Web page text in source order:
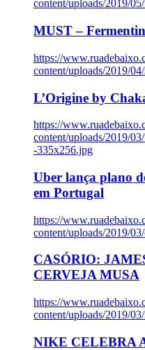
content/uploads/2019/
MUST –
https://
content/uploads/2019/
L’Origine by
https://
content/uploads/2019/
-335x256.jpg
Uber lança plano
em Portugal
https://
content/uploads/2019/
CASÓRIO:
CERVEJA MUSA
https://
content/uploads/2019/
NIKE CELEBRA